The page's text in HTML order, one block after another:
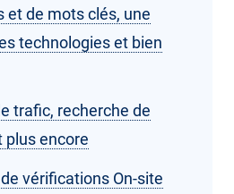
et de mots clés, une
technologies et bien
trafic, recherche de
plus encore
vérifications On-site